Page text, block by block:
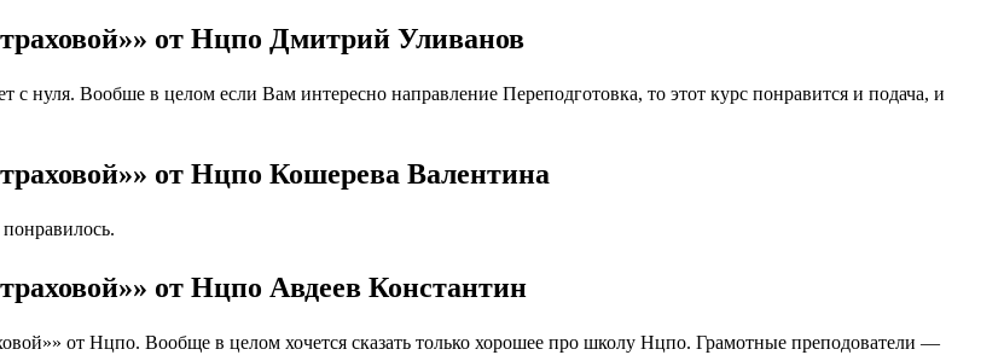
от Нцпо Дмитрий Уливанов
с нуля. Вообше в целом если Вам интересно направление Переподготовка, то этот курс понравится и подача, и
от Нцпо Кошерева Валентина
от Нцпо Авдеев Константин
от Нцпо. Вообще в целом хочется сказать только хорошее про школу Нцпо. Грамотные преподователи —